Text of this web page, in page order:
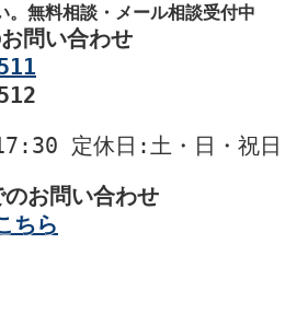
無料相談・メール相談受付中
問い合わせ
定休日 :土・日・祝日
お問い合わせ
ちら